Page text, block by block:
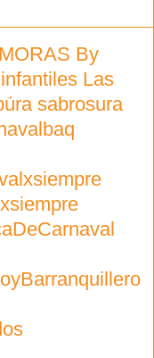
By
Las
sabrosura